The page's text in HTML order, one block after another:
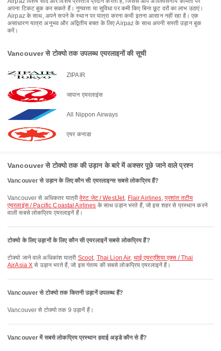
अपना टिकट बुक कर सकते हैं। गुणवत्ता या सुविधा पर कमी किए बिना छूट दरों का लाभ उठाएं।
Airpaz के साथ, अपने सपने के स्थान पर यात्रा करना कभी इतना आसान नहीं रहा है। एक
असाधारण यात्रा अनुभव और अद्वितीय बचत के लिए Airpaz के साथ अपनी सस्ती उड़ान बुक
करें।
Vancouver से टोक्यो तक उपलब्ध एयरलाइनों की सूची
ZIPAIR
जापान एयरलाइंस
All Nippon Airways
एयर कनाडा
Vancouver से टोक्यो तक की उड़ान के बारे में अक्सर पूछे जाने वाले प्रश्न
Vancouver से उड़ान के लिए कौन सी एयरलाइन्स सबसे लोकप्रिय हैं?
Vancouver से अधिकतर यात्रीवेस्ट जेट / WestJet, Flair Airlines, प्रशांत तटीय
एयरलाइंस / Pacific Coastal Airlines के साथ उड़ान भरते हैं, जो इस शहर से प्रस्थान करने
वाली सबसे लोकप्रिय एयरलाइनें हैं।
टोक्यो के लिए उड़ानों के लिए कौन सी एयरलाइनें सबसे लोकप्रिय हैं?
टोक्यो जाने वाले अधिकांश यात्री Scoot, Thai Lion Air, थाई एयरएशिया एक्स / Thai
AirAsia X से उड़ान भरते हैं, जो इस गंतव्य की सबसे लोकप्रिय एयरलाइनें हैं।
Vancouver से टोक्यो तक कितनी उड़ानें उपलब्ध हैं?
Vancouver से टोक्यो तक 9 उड़ानें हैं।
Vancouver में सबसे लोकप्रिय प्रस्थान हवाई अड्डे कौन से हैं?